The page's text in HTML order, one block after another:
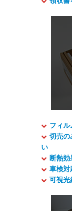
フィ
切売
い
断熱効
車検対
可視光